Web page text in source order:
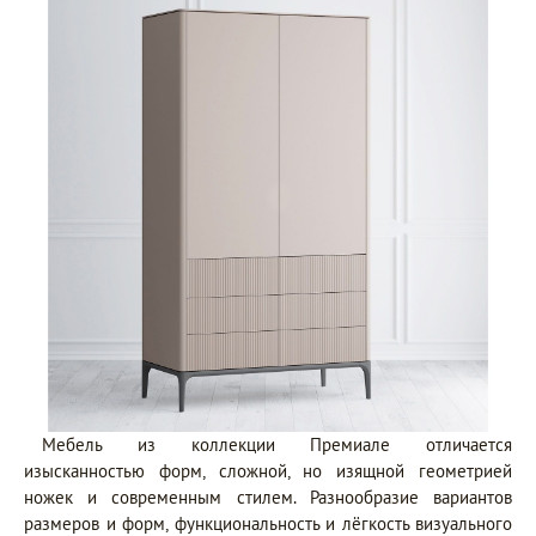
Мебель из коллекции Премиале отличается
изысканностью форм, сложной, но изящной геометрией
ножек и современным стилем. Разнообразие вариантов
размеров и форм, функциональность и лёгкость визуального